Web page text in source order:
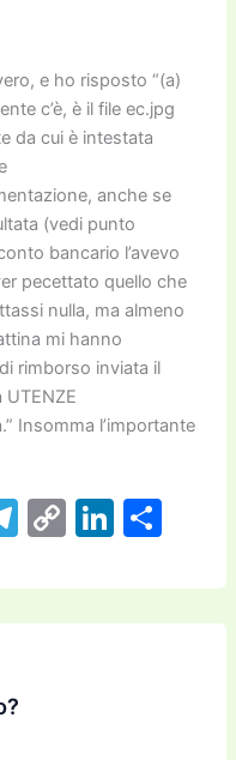
e ho risposto “(a)
c’è, è il file ec.jpg
da cui è intestata
anche se
(vedi punto
bancario l’avevo
pecettato quello che
nulla, ma almeno
mi hanno
rimborso inviata il
Insomma l’importante
T
e
gr
m
C
p
y
Li
k
e
C
n
di